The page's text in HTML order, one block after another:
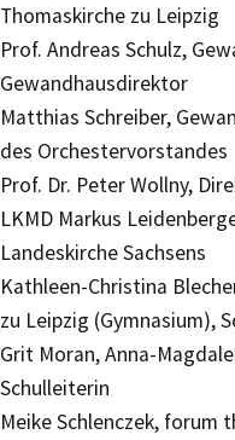
Thomaskirche zu Leipzig
Prof. Andreas Schulz,
Gewandhausdirektor
Matthias Schreiber,
des Orchestervorstandes
Prof. Dr. Peter Wollny,
LKMD Markus
Landeskirche Sachsens
Kathleen-Christina
zu Leipzig (Gymnasium),
Grit Moran, Anna-
Schulleiterin
Meike Schlenczek, forum